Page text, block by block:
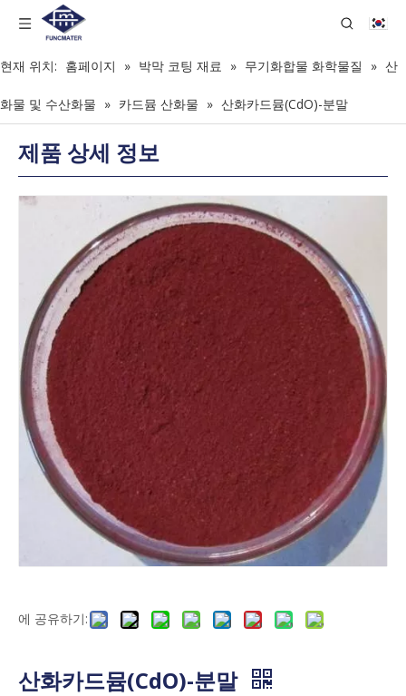
현재 위치: 홈페이지 » 박막 코팅 재료 » 무기화합물 화학물질 » 산
화물 및 수산화물 » 카드뮴 산화물 » 산화카드뮴(CdO)-분말
제품 상세 정보
에 공유하기:
산화카드뮴(CdO)-분말